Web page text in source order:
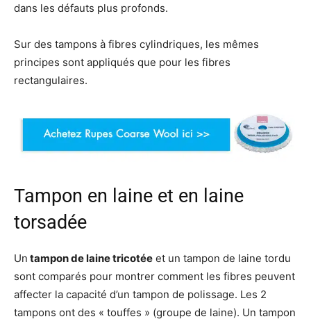
dans les défauts plus profonds.
Sur des tampons à fibres cylindriques, les mêmes
principes sont appliqués que pour les fibres
rectangulaires.
Tampon en laine et en laine
torsadée
Un tampon de laine tricotée et un tampon de laine tordu
sont comparés pour montrer comment les fibres peuvent
affecter la capacité d’un tampon de polissage. Les 2
tampons ont des « touffes » (groupe de laine). Un tampon